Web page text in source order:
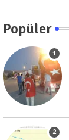
Popüler